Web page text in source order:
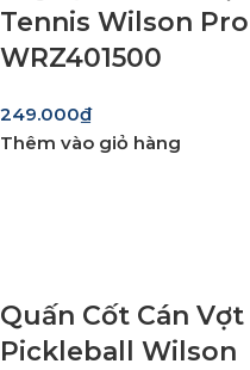
Tennis Wilson Pro
WRZ401500
249.000₫
Thêm vào giỏ hàng
Quấn Cốt Cán Vợt
Pickleball Wilson